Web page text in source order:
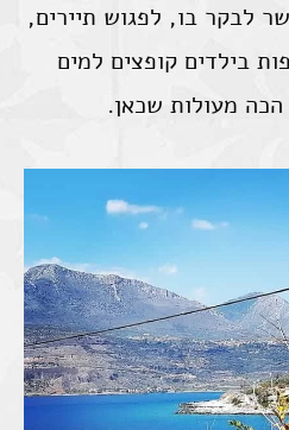
לבקר בו, לפגוש תיירים,
בילדים קופצים למים
מעולות שכאן.